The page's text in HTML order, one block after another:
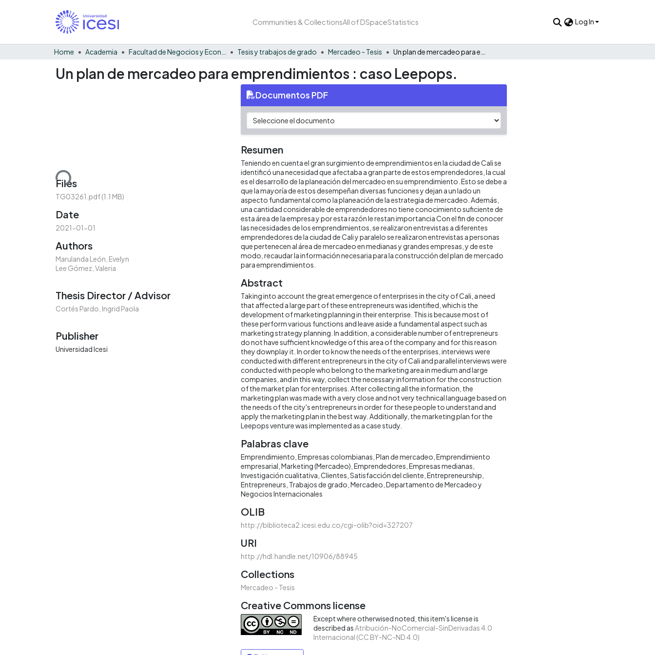
Communities & CollectionsAll of DSpaceStatistics Log In
Home Academia Tesis y trabajos de grado Mercadeo - Tesis
Un plan de mercadeo para emprendimientos : caso Leepops.
Loading...
Files
TG03261.pdf(1.1 MB)
Date
2021-01-01
Authors
Marulanda León, Evelyn
Lee Gómez, Valeria
Thesis Director / Advisor
Cortés Pardo, Ingrid Paola
Publisher
Universidad Icesi
Documentos PDF
Resumen
Teniendo en cuenta el gran surgimiento de emprendimientos en la ciudad de Cali se
identificó una necesidad que afectaba a gran parte de estos emprendedores, la cual
es el desarrollo de la planeación del mercadeo en su emprendimiento. Esto se debe a
que la mayoría de estos desempeñan diversas funciones y dejan a un lado un
aspecto fundamental como la planeación de la estrategia de mercadeo. Además,
una cantidad considerable de emprendedores no tiene conocimiento suficiente de
esta área de la empresa y por esta razón le restan importancia Con el fin de conocer
las necesidades de los emprendimientos, se realizaron entrevistas a diferentes
emprendedores de la ciudad de Cali y paralelo se realizaron entrevistas a personas
que pertenecen al área de mercadeo en medianas y grandes empresas, y de este
modo, recaudar la información necesaria para la construcción del plan de mercado
para emprendimientos.
Abstract
Taking into account the great emergence of enterprises in the city of Cali, a need
that affected a large part of these entrepreneurs was identified, which is the
development of marketing planning in their enterprise. This is because most of
these perform various functions and leave aside a fundamental aspect such as
marketing strategy planning. In addition, a considerable number of entrepreneurs
do not have sufficient knowledge of this area of the company and for this reason
they downplay it. In order to know the needs of the enterprises, interviews were
conducted with different entrepreneurs in the city of Cali and parallel interviews were
conducted with people who belong to the marketing area in medium and large
companies, and in this way, collect the necessary information for the construction
of the market plan for enterprises. After collecting all the information, the
marketing plan was made with a very close and not very technical language based on
the needs of the city's entrepreneurs in order for these people to understand and
apply the marketing plan in the best way. Additionally, the marketing plan for the
Leepops venture was implemented as a case study.
Palabras clave
Emprendimiento Empresas colombianas Plan de mercadeo Emprendimiento
empresarial Marketing (Mercadeo) Emprendedores Empresas medianas
Investigación cualitativa Clientes Satisfacción del cliente Entrepreneurship
Entrepreneurs Trabajos de grado Mercadeo Departamento de Mercadeo y
Negocios Internacionales
OLIB
http://biblioteca2.icesi.edu.co/cgi-olib?oid=327207
URI
http://hdl.handle.net/10906/88945
Collections
Mercadeo - Tesis
Creative Commons license
Except where otherwised noted, this item's license is
described as Atribución-NoComercial-SinDerivadas 4.0
Internacional (CC BY-NC-ND 4.0)